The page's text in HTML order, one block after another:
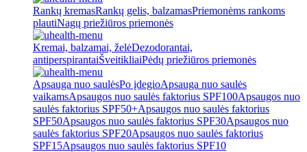
Rankų kremasRankų gelis, balzamasPriemonėms rankoms
plautiNagų priežiūros priemonės
Kremai, balzamai, želėDezodorantai,
antiperspirantaiŠveitikliaiPėdų priežiūros priemonės
Apsauga nuo saulėsPo įdegioApsauga nuo saulės
vaikamsApsaugos nuo saulės faktorius SPF100Apsaugos nuo
saulės faktorius SPF50+Apsaugos nuo saulės faktorius
SPF50Apsaugos nuo saulės faktorius SPF30Apsaugos nuo
saulės faktorius SPF20Apsaugos nuo saulės faktorius
SPF15Apsaugos nuo saulės faktorius SPF10